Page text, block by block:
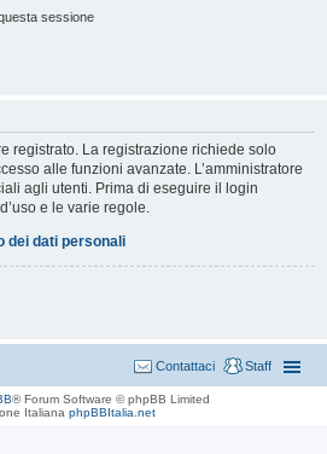
sessione
registrato. La registrazione richiede solo
alle funzioni avanzate. L’amministratore
agli utenti. Prima di eseguire il login
e le varie regole.
dei dati personali
Staff
Contattaci
® Forum Software © phpBB Limited
Italiana phpBBItalia.net